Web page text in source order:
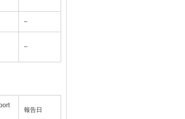
–
–
報告日